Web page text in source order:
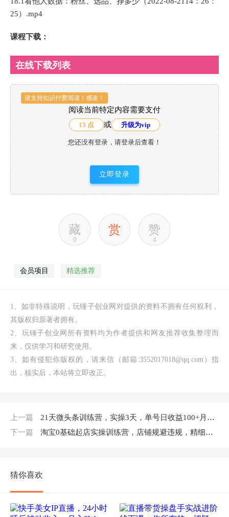
25）.mp4
课程下载：
在线下载列表
请支持知识付费阅读！感谢！
阅读当前特定内容需要支付
15 点 或 升级为vip
您还没有登录，请登录后查看！
立即登录
藏
0
赏 赞
4
会员项目 精选推荐
1、如非特殊说明，玩锤子创业网对提供的资料不拥有任何权利，
其版权归原著者拥有。
2、玩锤子创业网所有资料均为作者提供和网友推荐收集整理而
来，仅供学习和研究使用。
3、如有侵犯你版权的，请来信（邮箱:3552017018@qq.com）指
出，核实后，本站将立即改正。
上一篇
21天微头条训练营，实操3天，单号日收益100+月入过万简单玩法
下一篇
淘宝0基础起店实操训练营，店铺规避违规，精细化选词及选品等
猜你喜欢